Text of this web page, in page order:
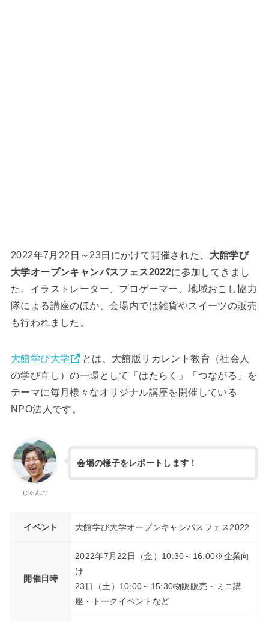
2022年7月22日～23日にかけて開催された、 大館学び
大学オープンキャンパスフェス2022に参加してきまし
た。イラストレーター、プロゲーマー、地域おこし協力
隊による講座のほか、会場内では雑貨やスイーツの販売
も行われました。
大館学び大学
とは、大館版リカレント教育（社会人
の学び直し）の一環として「はたらく」「つながる」を
テーマに毎月様々なオリジナル講座を開催している
NPO法人です。
じゃんご
会場の様子をレポートします！
イベント 大館学び大学オープンキャンパスフェス2022
開催日時
2022年7月22日（金）10:30～16:00※企業向
け
23日（土）10:00～15:30物販販売・ミニ講
座・トークイベントなど